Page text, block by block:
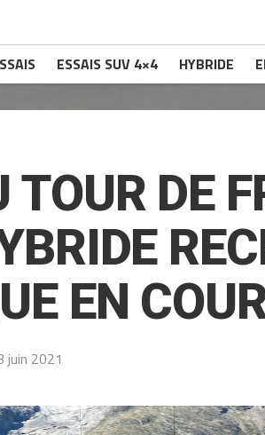
ESSAIS SUV 4×4 HYBRIDE
TOUR DE
EN
juin 2021